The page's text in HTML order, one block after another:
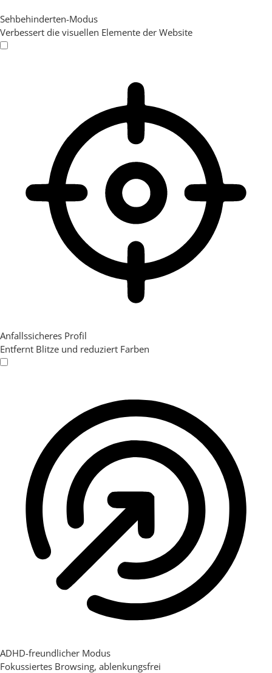
Sehbehinderten-Modus
Verbessert die visuellen Elemente der Website
Anfallssicheres Profil
Entfernt Blitze und reduziert Farben
ADHD-freundlicher Modus
Fokussiertes Browsing, ablenkungsfrei